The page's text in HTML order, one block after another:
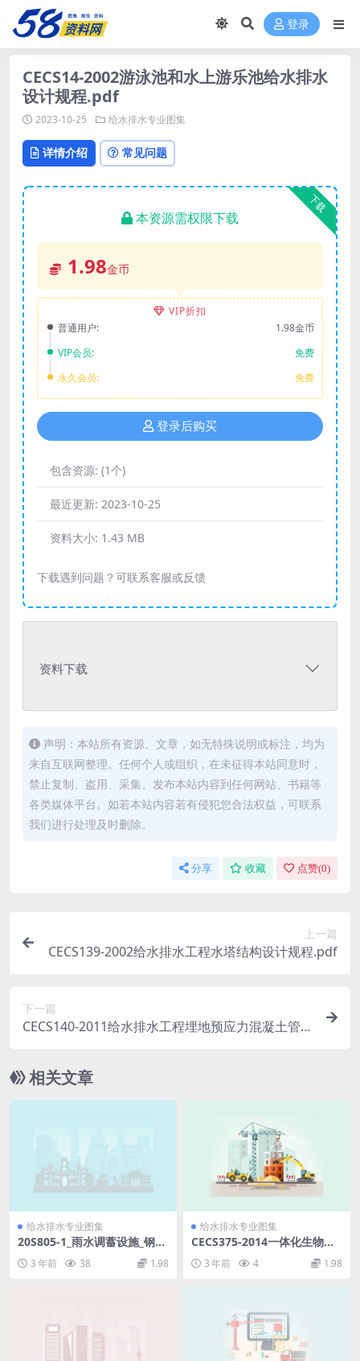
登录
CECS14-2002游泳池和水上游乐池给水排水
设计规程.pdf
2023-10-25 给水排水专业图集
详情介绍 常见问题
下载
本资源需权限下载
1.98金币
VIP折扣
普通用户:
1.98金币
VIP会员:
免费
永久会员:
免费
登录后购买
包含资源: (1个)
最近更新: 2023-10-25
资料大小: 1.43 MB
下载遇到问题？可联系客服或反馈
资料下载
声明：本站所有资源、文章，如无特殊说明或标注，均为
来自互联网整理。任何个人或组织，在未征得本站同意时，
禁止复制、盗用、采集、发布本站内容到任何网站、书籍等
各类媒体平台。如若本站内容若有侵犯您合法权益，可联系
我们进行处理及时删除。
分享 收藏 点赞(0)
上一篇
CECS139-2002给水排水工程水塔结构设计规程.pdf
下一篇
CECS140-2011给水排水工程埋地预应力混凝土管和
相关文章
给水排水专业图集
20S805-1_雨水调蓄设施_钢筋
3 年前 38 1.98
给水排水专业图集
CECS375-2014一体化生物转
盘污水处理装置技术规程.pdf
3 年前 4 1.98